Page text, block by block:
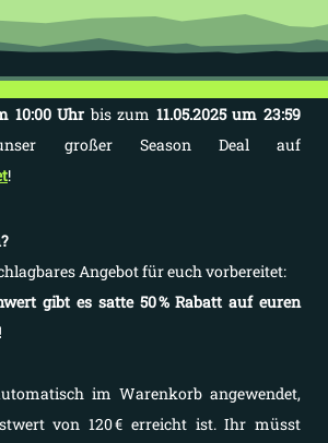
10:00 Uhr bis zum 11.05.2025 um 23:59
großer Season Deal auf
!
Angebot für euch vorbereitet:
gibt es satte 50 % Rabatt auf euren
im Warenkorb angewendet,
von 120 € erreicht ist. Ihr müsst